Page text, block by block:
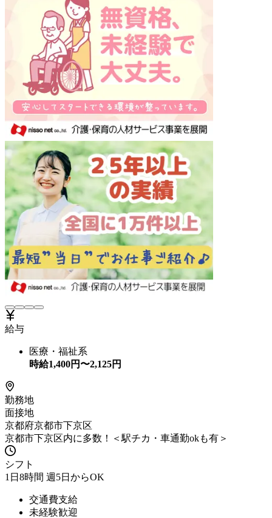
給与
医療・福祉系
時給1,400円〜2,125円
勤務地
面接地
京都府京都市下京区
京都市下京区内に多数！＜駅チカ・車通勤okも有＞
シフト
1日8時間 週5日からOK
交通費支給
未経験歓迎